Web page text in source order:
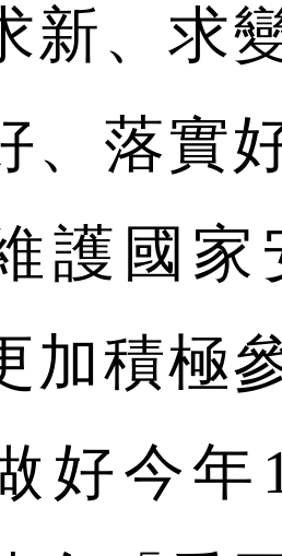
新、求
、落實
護國家
加積極
好今年